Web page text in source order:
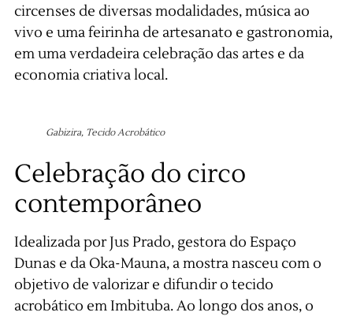
circenses de diversas modalidades, música ao
vivo e uma feirinha de artesanato e gastronomia,
em uma verdadeira celebração das artes e da
economia criativa local.
Gabizira, Tecido Acrobático
Celebração do circo
contemporâneo
Idealizada por Jus Prado, gestora do Espaço
Dunas e da Oka-Mauna, a mostra nasceu com o
objetivo de valorizar e difundir o tecido
acrobático em Imbituba. Ao longo dos anos, o